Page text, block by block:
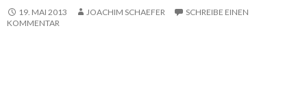
19. MAI 2013 JOACHIM SCHAEFER
SCHREIBE EINEN
KOMMENTAR